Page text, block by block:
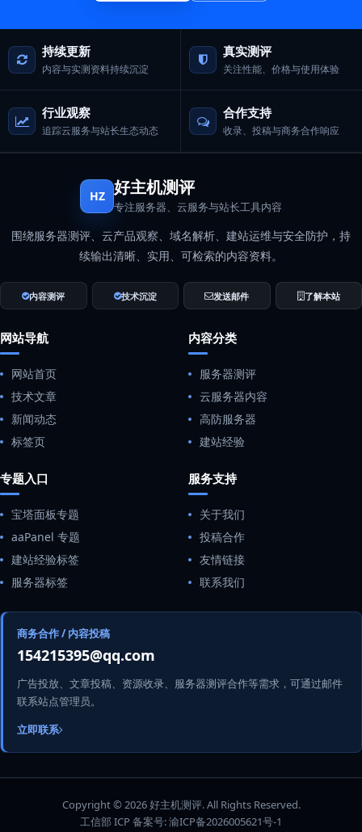
持续更新
内容与实测资料持续沉淀
真实测评
关注性能、价格与使用体验
行业观察
追踪云服务与站长生态动态
合作支持
收录、投稿与商务合作响应
HZ 好主机测评
专注服务器、云服务与站长工具内容
围绕服务器测评、云产品观察、域名解析、建站运维与安全防护，持
续输出清晰、实用、可检索的内容资料。
内容测评 技术沉淀 发送邮件 了解本站
网站导航
网站首页
技术文章
新闻动态
标签页
内容分类
服务器测评
云服务器内容
高防服务器
建站经验
专题入口
宝塔面板专题
aaPanel 专题
建站经验标签
服务器标签
服务支持
关于我们
投稿合作
友情链接
联系我们
商务合作 / 内容投稿
154215395@qq.com
广告投放、文章投稿、资源收录、服务器测评合作等需求，可通过邮件
联系站点管理员。
立即联系
Copyright © 2026 好主机测评. All Rights Reserved.
工信部 ICP 备案号:渝ICP备2026005621号-1